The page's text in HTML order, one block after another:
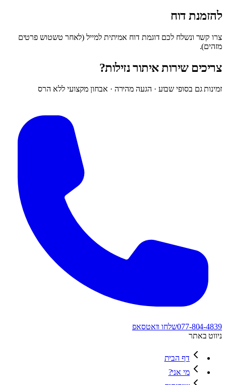
להזמנת דוח
צרו קשר ונשלח לכם דוגמת דוח אמיתית למייל (לאחר טשטוש פרטים
מזהים).
צריכים שירות איתור נזילות?
זמינות גם בסופי שבוע · הגעה מהירה · אבחון מקצועי ללא הרס
077-804-4839שלחו וואטסאפ
ניווט באתר
דף הבית
מי אני?